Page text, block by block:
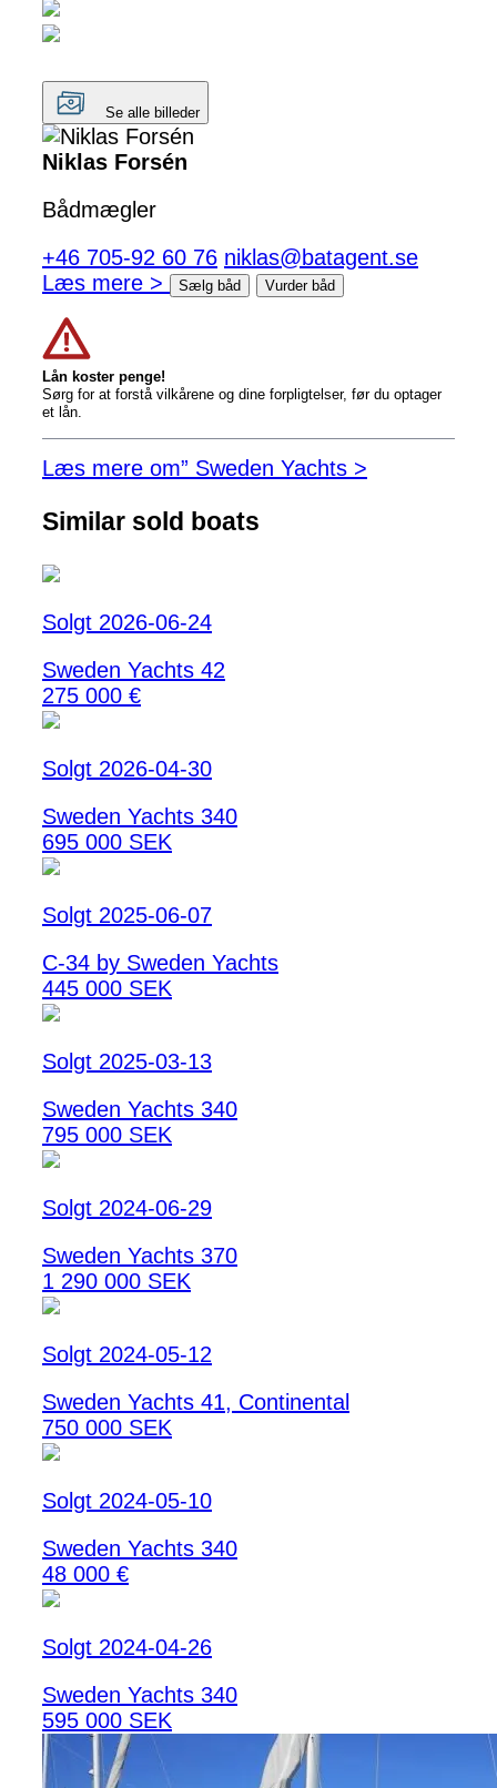
Se alle billeder
Niklas Forsén
Bådmægler
+46 705-92 60 76 niklas@batagent.se
Læs mere >
Sælg båd Vurder båd
Lån koster penge!
Sørg for at forstå vilkårene og dine forpligtelser, før du optager
et lån.
Læs mere om” Sweden Yachts >
Similar sold boats
Solgt 2026-06-24
Sweden Yachts 42
275 000 €
Solgt 2026-04-30
Sweden Yachts 340
695 000 SEK
Solgt 2025-06-07
C-34 by Sweden Yachts
445 000 SEK
Solgt 2025-03-13
Sweden Yachts 340
795 000 SEK
Solgt 2024-06-29
Sweden Yachts 370
1 290 000 SEK
Solgt 2024-05-12
Sweden Yachts 41, Continental
750 000 SEK
Solgt 2024-05-10
Sweden Yachts 340
48 000 €
Solgt 2024-04-26
Sweden Yachts 340
595 000 SEK